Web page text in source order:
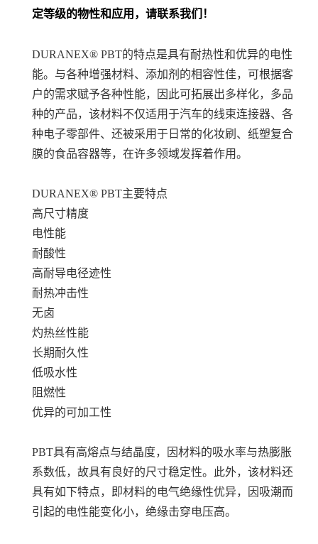
定等级的物性和应用，请联系我们！
DURANEX® PBT的特点是具有耐热性和优异的电性
能。与各种增强材料、添加剂的相容性佳，可根据客
户的需求赋予各种性能，因此可拓展出多样化，多品
种的产品，该材料不仅适用于汽车的线束连接器、各
种电子零部件、还被采用于日常的化妆刷、纸塑复合
膜的食品容器等，在许多领域发挥着作用。
DURANEX® PBT主要特点
高尺寸精度
电性能
耐酸性
高耐导电径迹性
耐热冲击性
无卤
灼热丝性能
长期耐久性
低吸水性
阻燃性
优异的可加工性
PBT具有高熔点与结晶度，因材料的吸水率与热膨胀
系数低，故具有良好的尺寸稳定性。此外，该材料还
具有如下特点，即材料的电气绝缘性优异，因吸潮而
引起的电性能变化小，绝缘击穿电压高。